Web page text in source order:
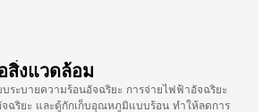
สิ่งแวดล้อม
บระบายความร้อนอัจฉริยะ การจ่ายไฟฟ้าอัจฉริยะ
จฉริยะ และตู้กักเก็บอุณหภูมิแบบร้อน ทําให้ลดการ